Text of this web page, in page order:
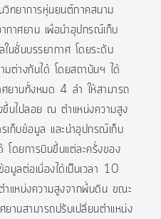
ทยาการหุ่นยนต์ภาคสนาม
กาศยาน เพื่อนำอุปกรณ์เก็บ
นชั้นบรรยากาศ โดยระดับ
มต่างกันได้ โดยสถาบันฯ ได้
ศยานทั้งหมด 4 ลำ ให้สามารถ
นไปลอย ณ ตำแหน่งความสูง
เก็บข้อมูล และนำอุปกรณ์เก็บ
ดยการบินขึ้นแต่ละครั้งของ
อมูลต่อเนื่องได้เป็นเวลา 10
ำแหน่งความสูงจากพื้นดิน ขณะ
ยานสามารถปรับเปลี่ยนตำแหน่ง